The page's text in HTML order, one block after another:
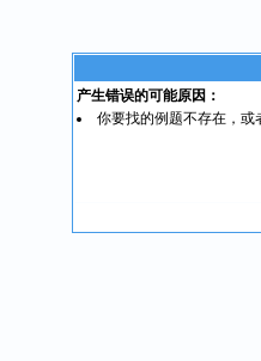
产生错误的可能原因：
你要找的例题不存在，或